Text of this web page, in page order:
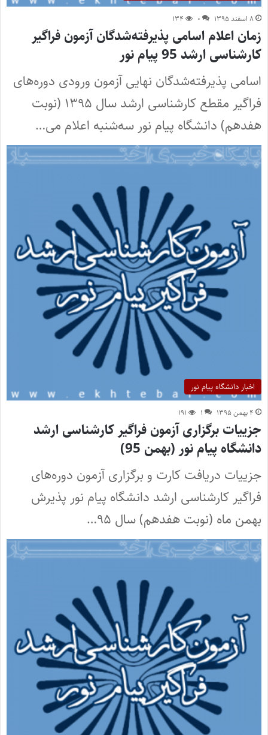
۸ اسفند ۱۳۹۵ ۰ ۱۳۴
زمان اعلام اسامی پذیرفته‌شدگان آزمون فراگیر
کارشناسی ارشد 95 پیام نور
اسامی پذیرفته‌شدگان نهایی آزمون ورودی دوره‌های
فراگیر مقطع کارشناسی ارشد سال ۱۳۹۵ (نوبت
هفدهم) دانشگاه پیام نور سه‌شنبه اعلام می…
اخبار دانشگاه پیام نور
۴ بهمن ۱۳۹۵ ۱ ۱۹۱
جزییات برگزاری آزمون فراگیر کارشناسی ارشد
دانشگاه پیام نور (بهمن 95)
جزییات دریافت کارت و برگزاری آزمون دوره‌های
فراگیر کارشناسی ارشد دانشگاه پیام نور پذیرش
بهمن ماه (نوبت هفدهم) سال ۹۵…